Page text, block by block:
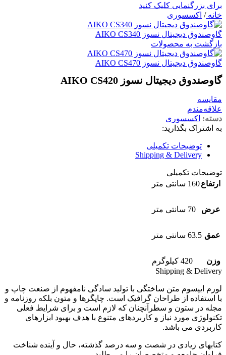
برای بزرگنمایی کلیک کنید
خانه/ اکسسوری
گاوصندوق دیجیتال نسوز AIKO CS340
بازگشت به محصولات
گاوصندوق دیجیتال نسوز AIKO CS470
گاوصندوق دیجیتال نسوز AIKO CS420
مقایسه
علاقه‌مندم
دسته: اکسسوری
به اشتراک بگذارید:
توضیحات تکمیلی
Shipping & Delivery
توضیحات تکمیلی
ارتفاع160 سانتی متر
عرض 70 سانتی متر
عمق 63.5 سانتی متر
وزن
420 کیلوگرم
Shipping & Delivery
لورم ایپسوم متن ساختگی با تولید سادگی نامفهوم از صنعت چاپ و
با استفاده از طراحان گرافیک است. چاپگرها و متون بلکه روزنامه و
مجله در ستون و سطرآنچنان که لازم است و برای شرایط فعلی
تکنولوژی مورد نیاز و کاربردهای متنوع با هدف بهبود ابزارهای
کاربردی می باشد.
کتابهای زیادی در شصت و سه درصد گذشته، حال و آینده شناخت